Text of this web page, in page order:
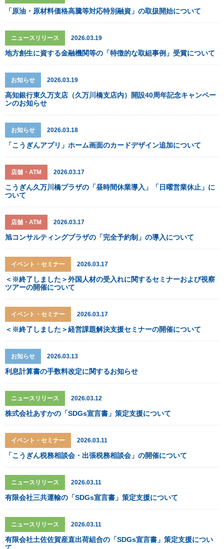
「原油・原材料価格高騰等対応特別融資」の取扱開始について
ニュースリリース 2026.03.19
地方創生に資する金融機関等の「特徴的な取組事例」受賞について
お知らせ 2026.03.19
高知銀行東久万支店（久万川橋支店内）開設40周年記念キャンペー
ンのお知らせ
お知らせ 2026.03.18
「こうぎんアプリ」ホーム画面のカードデザイン追加について
店舗・ATM 2026.03.17
こうぎん久万川橋プラザの「昼時間休業導入」「日曜営業休止」に
ついて
店舗・ATM 2026.03.17
旭コンサルティングプラザの「完全予約制」の導入について
イベント・セミナー 2026.03.17
＜※終了しました＞外国人材の受入れに関するセミナーおよび視察
ツアーの開催について
イベント・セミナー 2026.03.17
＜※終了しました＞経営課題解決支援セミナーの開催について
お知らせ 2026.03.13
利息計算書の手数料改定に関するお知らせ
ニュースリリース 2026.03.12
株式会社あすかの「SDGs宣言書」策定支援について
イベント・セミナー 2026.03.11
「こうぎん税務相談会・出張税務相談会」の開催について
ニュースリリース 2026.03.11
有限会社三共運輸の「SDGs宣言書」策定支援について
ニュースリリース 2026.03.11
有限会社土佐佐賀産直出荷組合の「SDGs宣言書」策定支援につい